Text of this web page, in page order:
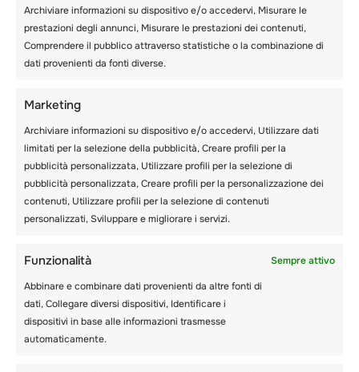
Archiviare informazioni su dispositivo e/o accedervi, Misurare le
prestazioni degli annunci, Misurare le prestazioni dei contenuti,
Comprendere il pubblico attraverso statistiche o la combinazione di
dati provenienti da fonti diverse.
Marketing
Archiviare informazioni su dispositivo e/o accedervi, Utilizzare dati
limitati per la selezione della pubblicità, Creare profili per la
pubblicità personalizzata, Utilizzare profili per la selezione di
pubblicità personalizzata, Creare profili per la personalizzazione dei
contenuti, Utilizzare profili per la selezione di contenuti
personalizzati, Sviluppare e migliorare i servizi.
Funzionalità
Sempre attivo
Abbinare e combinare dati provenienti da altre fonti di
dati, Collegare diversi dispositivi, Identificare i
dispositivi in base alle informazioni trasmesse
automaticamente.
– Attività estive divertenti per bambini nel
Regno Unito
Ecco alcune delle divertentiattività estiveper
bambini nel Regno Unito che terranno i tuoi
– Visita un museo
Una visita a un museo di Londra è una delle
migliori attività estive per bambini. Ci sono
musei famosi in alcune delle principali città del
Regno Unito che consentono l’accesso
gratuito alle mostre durante tutto l’anno. Tra
Gallery, il Science Museum e il Museum of
London, di cui i bambini sono ghiotti.
– Guarda un’opera teatrale